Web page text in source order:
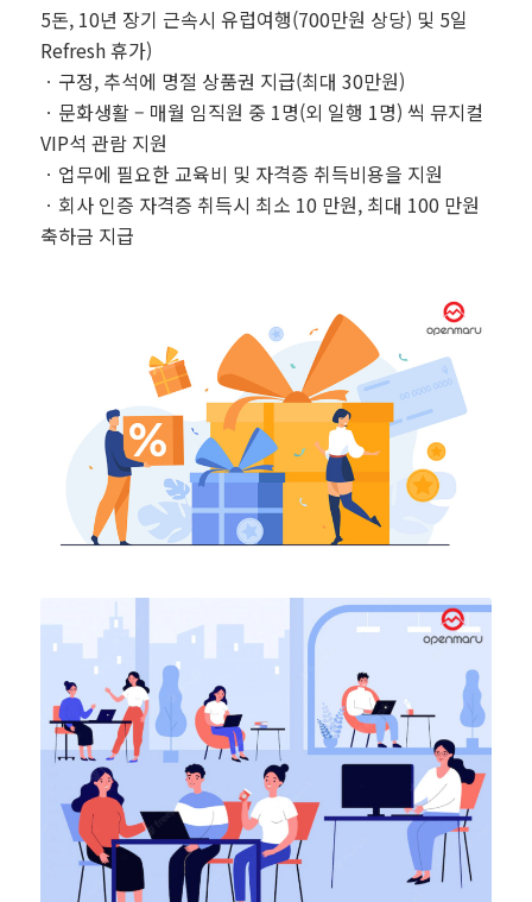
5돈, 10년 장기 근속시 유럽여행(700만원 상당) 및 5일
Refresh 휴가)
ㆍ구정, 추석에 명절 상품권 지급(최대 30만원)
ㆍ문화생활 – 매월 임직원 중 1명(외 일행 1명) 씩 뮤지컬
VIP석 관람 지원
ㆍ업무에 필요한 교육비 및 자격증 취득비용을 지원
ㆍ회사 인증 자격증 취득시 최소 10 만원, 최대 100 만원
축하금 지급